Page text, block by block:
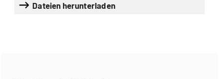
Dateien herunterladen